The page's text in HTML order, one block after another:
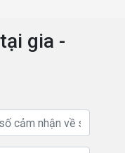
gia -